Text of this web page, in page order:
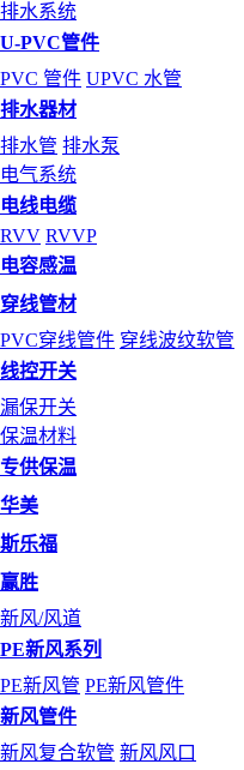
排水系统
U-PVC管件
PVC 管件 UPVC 水管
排水器材
排水管 排水泵
电气系统
电线电缆
RVV RVVP
电容感温
穿线管材
PVC穿线管件 穿线波纹软管
线控开关
漏保开关
保温材料
专供保温
华美
斯乐福
赢胜
新风/风道
PE新风系列
PE新风管 PE新风管件
新风管件
新风复合软管 新风风口